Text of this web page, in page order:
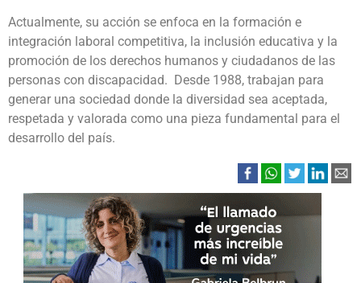
Actualmente, su acción se enfoca en la formación e
integración laboral competitiva, la inclusión educativa y la
promoción de los derechos humanos y ciudadanos de las
personas con discapacidad. Desde 1988, trabajan para
generar una sociedad donde la diversidad sea aceptada,
respetada y valorada como una pieza fundamental para el
desarrollo del país.